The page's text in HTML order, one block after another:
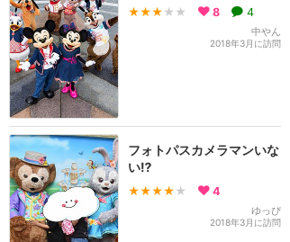
★★★ ★★ 8 4
中やん
2018年3月に訪問
フォトパスカメラマンいな
い⁉
★★★★ ★ 4
ゆっぴ
2018年3月に訪問